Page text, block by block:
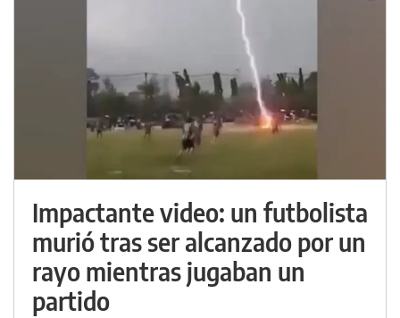
Impactante video: un futbolista
murió tras ser alcanzado por un
rayo mientras jugaban un
partido